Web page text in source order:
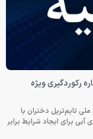
رکوردگیری ویژه
تایم‌تریل دختران با
برای ایجاد شرایط برابر